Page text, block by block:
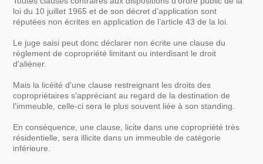
loi du 10 juillet 1965 et de son décret d’application sont
réputées non écrites en application de l’article 43 de la loi.
Le juge saisi peut donc déclarer non écrite une clause du
règlement de copropriété limitant ou interdisant le droit
d’aliéner.
Mais la licéité d'une clause restreignant les droits des
copropriétaires s'appréciant au regard de la destination de
l'immeuble, celle-ci sera le plus souvent liée à son standing.
En conséquence, une clause, licite dans une copropriété très
résidentielle, sera illicite dans un immeuble de catégorie
inférieure.